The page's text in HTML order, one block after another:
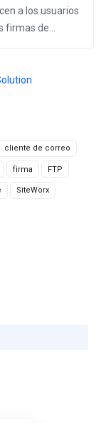
cliente de correo
firma FTP
SiteWorx
a los usuarios
de...